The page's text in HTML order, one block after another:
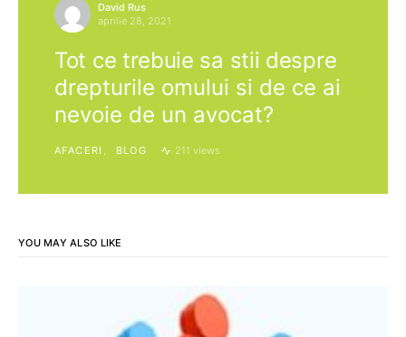
David Rus
aprilie 28, 2021
Tot ce trebuie sa stii despre
drepturile omului si de ce ai
nevoie de un avocat?
AFACERI BLOG 211 views
YOU MAY ALSO LIKE